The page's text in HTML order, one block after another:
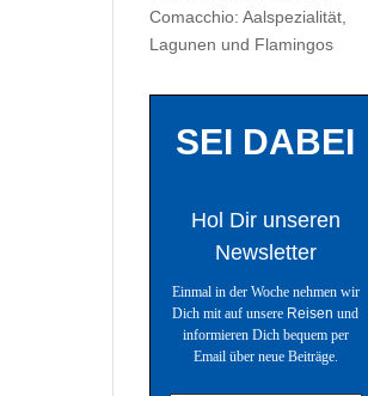
Comacchio: Aalspezialität,
Lagunen und Flamingos
SEI DABEI
Hol Dir unseren
Newsletter
Einmal in der Woche nehmen wir
Dich mit auf unsere Reisen und
informieren Dich bequem per
Email über neue Beiträge.